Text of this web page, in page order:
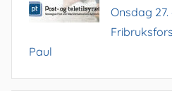
Onsdag 27.
Paul